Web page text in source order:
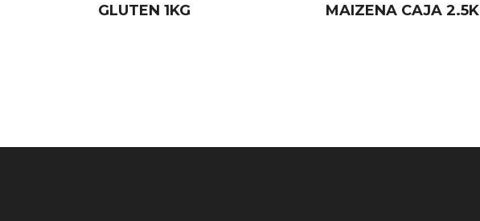
GLUTEN 1KG MAIZENA CAJA 2.5K